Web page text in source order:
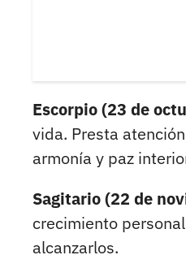
Escorpio (23 de
vida. Presta
armonía y paz
Sagitario (22 de
crecimiento
alcanzarlos.